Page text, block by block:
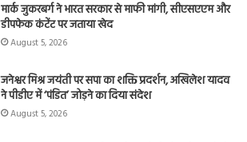
मार्क जुकरबर्ग ने भारत सरकार से माफी मांगी, सीएसएएम और
डीपफेक कंटेंट पर जताया खेद
August 5, 2026
जनेश्वर मिश्र जयंती पर सपा का शक्ति प्रदर्शन, अखिलेश यादव
ने पीडीए में ‘पंडित’ जोड़ने का दिया संदेश
August 5, 2026